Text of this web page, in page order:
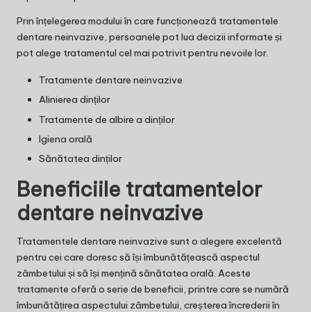
Prin înțelegerea modului în care funcționează tratamentele
dentare neinvazive, persoanele pot lua decizii informate și
pot alege tratamentul cel mai potrivit pentru nevoile lor.
Tratamente dentare neinvazive
Alinierea dinților
Tratamente de albire a dinților
Igiena orală
Sănătatea dinților
Beneficiile tratamentelor
dentare neinvazive
Tratamentele dentare neinvazive sunt o alegere excelentă
pentru cei care doresc să își îmbunătățească aspectul
zâmbetului și să își mențină sănătatea orală. Aceste
tratamente oferă o serie de beneficii, printre care se numără
îmbunătățirea aspectului zâmbetului, creșterea încrederii în